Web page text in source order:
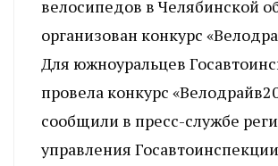
велосипедов в Челябинской
организован конкурс
Для южноуральцев
провела конкурс
сообщили в пресс-службе
управления